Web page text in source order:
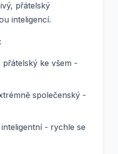
přátelský
inteligencí.
přátelský ke všem -
společenský -
inteligentní - rychle se